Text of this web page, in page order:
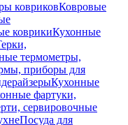
ковриковКовровые
коврикиКухонные
термометры,
приборы для
Кухонные
фартуки,
сервировочные
Посуда для